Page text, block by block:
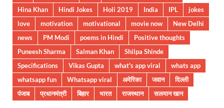
Hina Khan
Hindi Jokes Holi 2019 India IPL
jokes
love
motivation motivational movie now
New Delhi
news
PM Modi poems in Hindi
Positive thoughts
Puneesh Sharma
Salman Khan
Shilpa Shinde
Specifications
Vikas Gupta what's app viral
whats app
whatsapp fun
Whatsapp viral अमेरिका जवान
दिल्ली
पंजाब
प्रधानमंत्री बिहार भारत राजस्थान सलमान खान